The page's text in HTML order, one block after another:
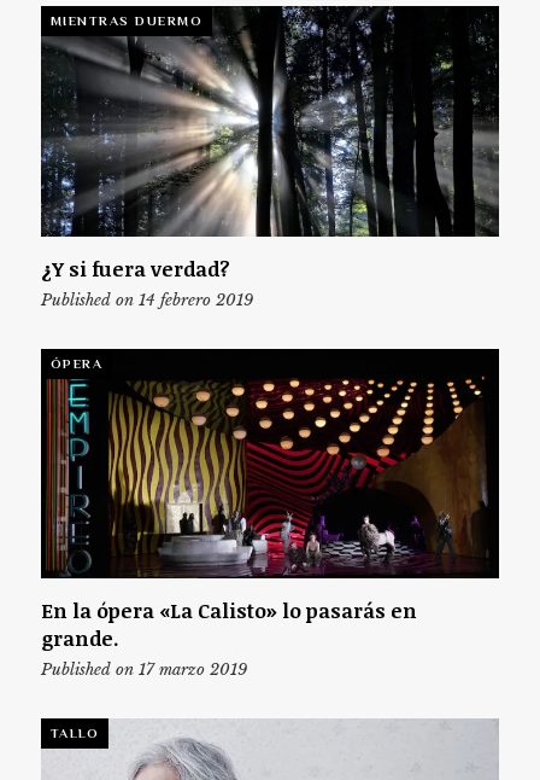
MIENTRAS DUERMO
¿Y si fuera verdad?
Published on 14 febrero 2019
ÓPERA
En la ópera «La Calisto» lo pasarás en
grande.
Published on 17 marzo 2019
TALLO